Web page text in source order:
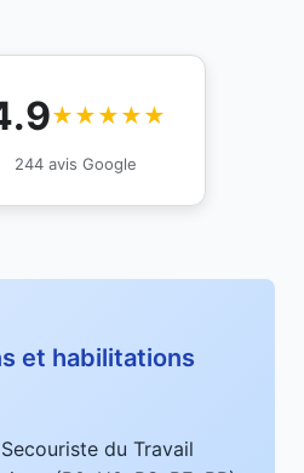
★★★★★
244 avis Google
et habilitations
du Travail